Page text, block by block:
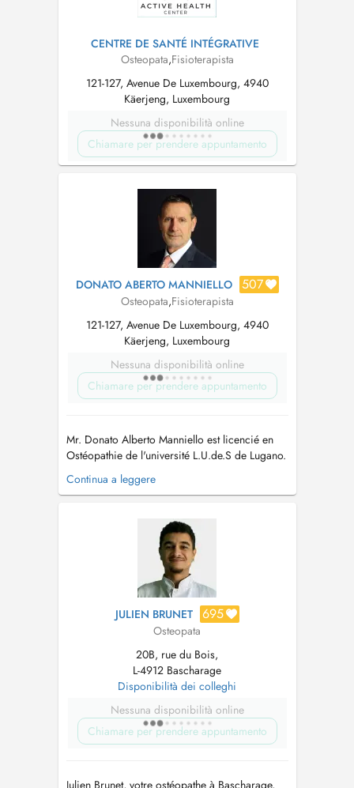
CENTRE DE SANTÉ INTÉGRATIVE
Osteopata,Fisioterapista
121-127, Avenue De Luxembourg, 4940
Käerjeng, Luxembourg
Nessuna disponibilità online
Chiamare per prendere appuntamento
DONATO ABERTO MANNIELLO 507
Osteopata,Fisioterapista
121-127, Avenue De Luxembourg, 4940
Käerjeng, Luxembourg
Nessuna disponibilità online
Chiamare per prendere appuntamento
Mr. Donato Alberto Manniello est licencié en
Ostéopathie de l'université L.U.de.S de Lugano.
Sa philosophie pour traiter le patient dans sa
globalité, réveille tres tôt son intéret pour les
les étudier et de les pratiquer de maniere
Continua a leggere
JULIEN BRUNET 695
Osteopata
20B, rue du Bois,
L-4912 Bascharage
Disponibilità dei colleghi
Nessuna disponibilità online
Chiamare per prendere appuntamento
Julien Brunet, votre ostéopathe à Bascharage,